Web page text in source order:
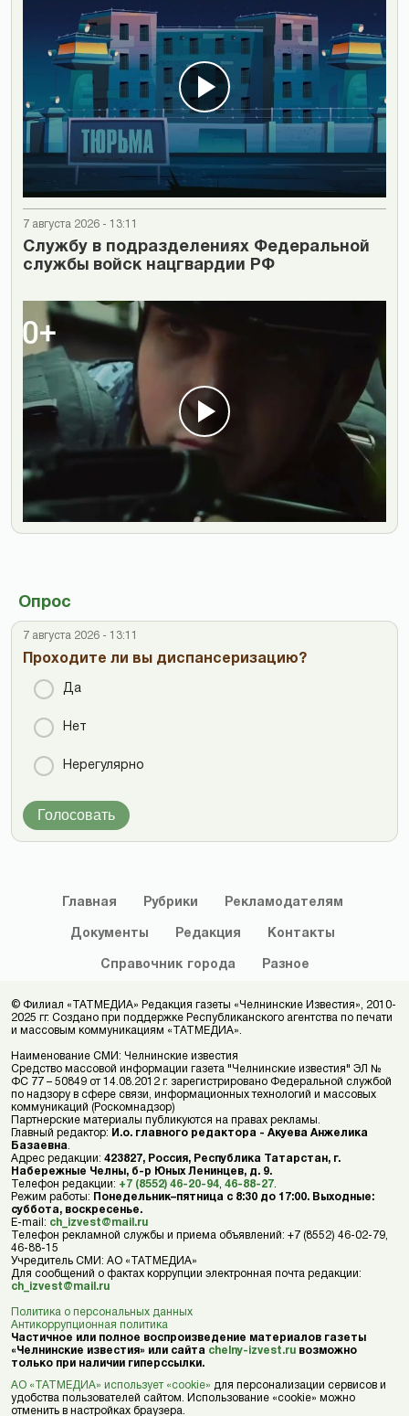
7 августа 2026 - 13:11
Cлужбу в подразделениях Федеральной
службы войск нацгвардии РФ
Опрос
7 августа 2026 - 13:11
Проходите ли вы диспансеризацию?
Да
Нет
Нерегулярно
Голосовать
Главная Рубрики Рекламодателям
Документы Редакция Контакты
Справочник города Разное
© Филиал «ТАТМЕДИА» Редакция газеты «Челнинские Известия», 2010-
2025 гг. Создано при поддержке Республиканского агентства по печати
и массовым коммуникациям «ТАТМЕДИА».
Наименование СМИ: Челнинские известия
Средство массовой информации газета "Челнинские известия" ЭЛ №
ФС 77 – 50849 от 14.08.2012 г. зарегистрировано Федеральной службой
по надзору в сфере связи, информационных технологий и массовых
коммуникаций (Роскомнадзор)
Партнерские материалы публикуются на правах рекламы.
Главный редактор: И.о. главного редактора - Акуева Анжелика
Базаевна
Адрес редакции: 423827, Россия, Республика Татарстан, г.
Набережные Челны, б-р Юных Ленинцев, д. 9.
Телефон редакции: +7 (8552) 46-20-94 46-88-27
Режим работы: Понедельник–пятница с 8:30 до 17:00. Выходные:
суббота, воскресенье.
E-mail: ch_izvest@mail.ru
Телефон рекламной службы и приема объявлений: +7 (8552) 46-02-79,
46-88-15
Учредитель СМИ: АО «ТАТМЕДИА»
Для сообщений о фактах коррупции электронная почта редакции:
ch_izvest@mail.ru
Политика о персональных данных
Антикоррупционная политика
Частичное или полное воспроизведение материалов газеты
«Челнинские известия» или сайта chelny-izvest.ru возможно
только при наличии гиперссылки.
АО «ТАТМЕДИА» использует «cookie» для персонализации сервисов и
удобства пользователей сайтом. Использование «cookie» можно
отменить в настройках браузера.